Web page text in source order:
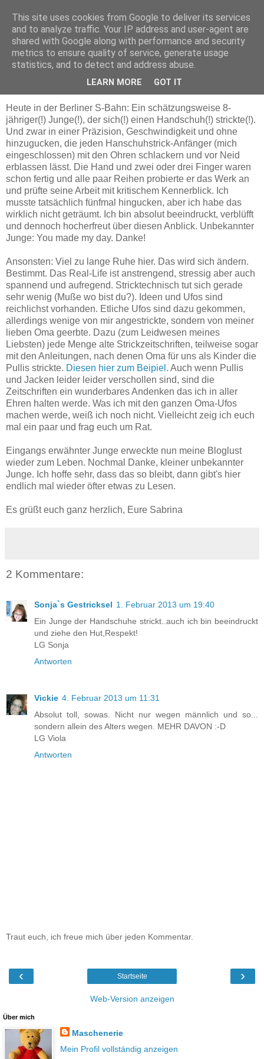
Maschenerie
01.02.2013
beeindruckend
Heute in der Berliner S-Bahn: Ein schätzungsweise 8-
jähriger(!) Junge(!), der sich(!) einen Handschuh(!) strickte(!).
Und zwar in einer Präzision, Geschwindigkeit und ohne
hinzugucken, die jeden Hanschuhstrick-Anfänger (mich
eingeschlossen) mit den Ohren schlackern und vor Neid
erblassen lässt. Die Hand und zwei oder drei Finger waren
schon fertig und alle paar Reihen probierte er das Werk an
und prüfte seine Arbeit mit kritischem Kennerblick. Ich
musste tatsächlich fünfmal hingucken, aber ich habe das
wirklich nicht geträumt. Ich bin absolut beeindruckt, verblüfft
und dennoch hocherfreut über diesen Anblick. Unbekannter
Junge: You made my day. Danke!
Ansonsten: Viel zu lange Ruhe hier. Das wird sich ändern.
Bestimmt. Das Real-Life ist anstrengend, stressig aber auch
spannend und aufregend. Stricktechnisch tut sich gerade
sehr wenig (Muße wo bist du?). Ideen und Ufos sind
reichlichst vorhanden. Etliche Ufos sind dazu gekommen,
allerdings wenige von mir angestrickte, sondern von meiner
lieben Oma geerbte. Dazu (zum Leidwesen meines
Liebsten) jede Menge alte Strickzeitschriften, teilweise sogar
mit den Anleitungen, nach denen Oma für uns als Kinder die
Pullis strickte. Diesen hier zum Beipiel. Auch wenn Pullis
und Jacken leider leider verschollen sind, sind die
Zeitschriften ein wunderbares Andenken das ich in aller
Ehren halten werde. Was ich mit den ganzen Oma-Ufos
machen werde, weiß ich noch nicht. Vielleicht zeig ich euch
mal ein paar und frag euch um Rat.
Eingangs erwähnter Junge erweckte nun meine Bloglust
wieder zum Leben. Nochmal Danke, kleiner unbekannter
Junge. Ich hoffe sehr, dass das so bleibt, dann gibt's hier
endlich mal wieder öfter etwas zu Lesen.
Es grüßt euch ganz herzlich, Eure Sabrina
2 Kommentare:
Sonja`s Gestricksel 1. Februar 2013 um 19:40
Ein Junge der Handschuhe strickt..auch ich bin beeindruckt
und ziehe den Hut,Respekt!
LG Sonja
Antworten
Vickie 4. Februar 2013 um 11:31
Absolut toll, sowas. Nicht nur wegen männlich und so...
sondern allein des Alters wegen. MEHR DAVON :-D
LG Viola
Antworten
Traut euch, ich freue mich über jeden Kommentar.
‹ ›
Startseite
Web-Version anzeigen
Über mich
Maschenerie
Mein Profil vollständig anzeigen
This site uses cookies from Google to deliver its services
and to analyze traffic. Your IP address and user-agent are
shared with Google along with performance and security
metrics to ensure quality of service, generate usage
statistics, and to detect and address abuse.
LEARN MORE GOT IT